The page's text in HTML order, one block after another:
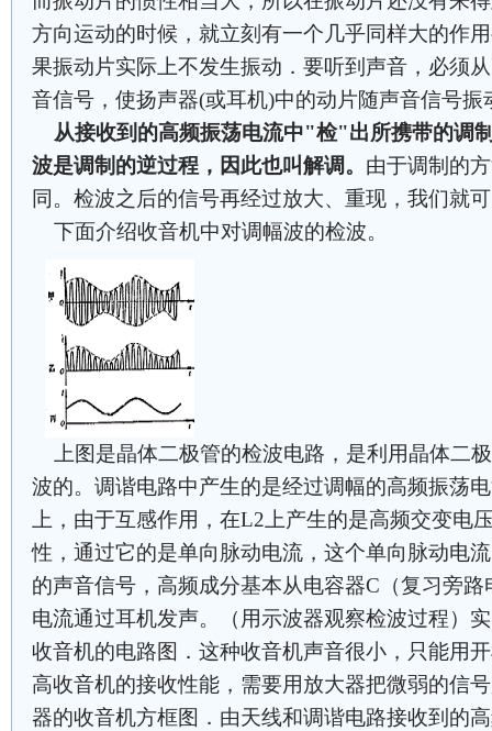
方向运动的时候，就立刻有一个几乎同样大的作
果振动片实际上不发生振动．要听到声音，必须
音信号，使扬声器(或耳机)中的动片随声音信号振
从接收到的高频振荡电流中"检"出所携带的调
波是调制的逆过程，因此也叫解调。 由于调制的
同。检波之后的信号再经过放大、重现，我们就
下面介绍收音机中对调幅波的检波。
上图是晶体二极管的检波电路，是利用晶体二
波的。调谐电路中产生的是经过调幅的高频振荡
上，由于互感作用，在L2上产生的是高频交变电
性，通过它的是单向脉动电流，这个单向脉动电
的声音信号，高频成分基本从电容器C（复习旁
电流通过耳机发声。（用示波器观察检波过程）
收音机的电路图．这种收音机声音很小，只能用
高收音机的接收性能，需要用放大器把微弱的信
器的收音机方框图．由天线和调谐电路接收到的